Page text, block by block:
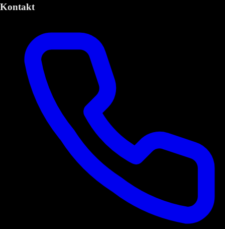
Kontakt